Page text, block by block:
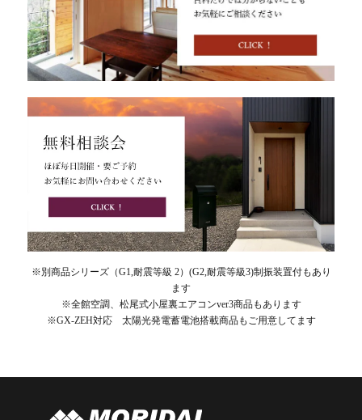
※別商品シリーズ（G1,耐震等級 2）(G2,耐震等級3)制振装置付もあり
ます
※全館空調、松尾式小屋裏エアコンver3商品もあります
※GX-ZEH対応 太陽光発電蓄電池搭載商品もご用意してます